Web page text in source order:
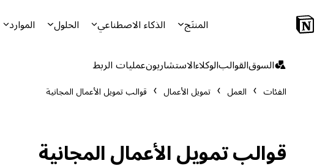
المنتَج الذكاء الاصطناعي الحلول الموارد
السوقالقوالبالوكلاءالاستشاريونعمليات الربط
الفئات العمل تمويل الأعمال قوالب تمويل الأعمال المجانية
قوالب تمويل الأعمال المجانية